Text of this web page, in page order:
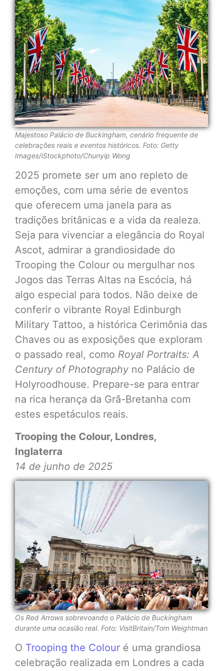
Majestoso Palácio de Buckingham, cenário frequente de
celebrações reais e eventos históricos. Foto: Getty
Images/iStockphoto/Chunyip Wong
2025 promete ser um ano repleto de
emoções, com uma série de eventos
que oferecem uma janela para as
tradições britânicas e a vida da realeza.
Seja para vivenciar a elegância do Royal
Ascot, admirar a grandiosidade do
Trooping the Colour ou mergulhar nos
Jogos das Terras Altas na Escócia, há
algo especial para todos. Não deixe de
conferir o vibrante Royal Edinburgh
Military Tattoo, a histórica Cerimônia das
Chaves ou as exposições que exploram
o passado real, como Royal Portraits: A
Century of Photography no Palácio de
Holyroodhouse. Prepare-se para entrar
na rica herança da Grã-Bretanha com
estes espetáculos reais.
Trooping the Colour, Londres,
Inglaterra
14 de junho de 2025
Os Red Arrows sobrevoando o Palácio de Buckingham
durante uma ocasião real. Foto: VisitBritain/Tom Weightman
O Trooping the Colour é uma grandiosa
celebração realizada em Londres a cada